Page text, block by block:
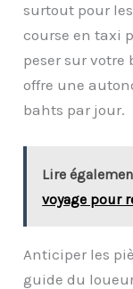
surtout pour
course en taxi
peser sur votre
offre une
bahts par jour.
Lire
voyage pour
Anticiper les
guide du